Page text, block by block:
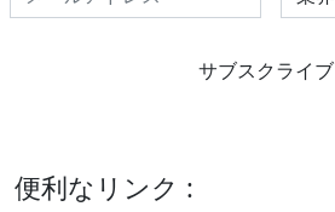
サブスクライブ
便利なリンク :